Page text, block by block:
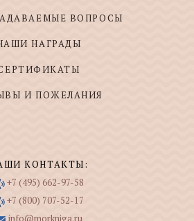
ВОПРОСЫ
НАГРАДЫ
И ПОЖЕЛАНИЯ
КОНТАКТЫ:
+7 (495) 662-97-58
+7 (800) 707-52-17
info@morkniga.ru